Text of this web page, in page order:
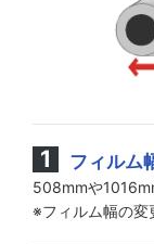
フィルム
508mmや
※フィルム幅の変